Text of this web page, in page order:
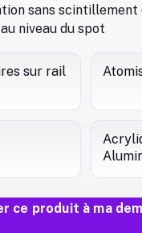
sans scintillement
niveau du spot
sur rail
ce produit à ma